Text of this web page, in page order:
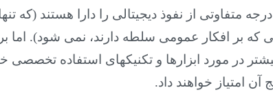
درجه متفاوتی از نفوذ دیجیتالی را دارا هستند
که بر افکار عمومی سلطه دارند، نمی شود). اما
در مورد ابزارها و تکنیکهای استفاده تخصصی
آن امتیاز خواهند داد.